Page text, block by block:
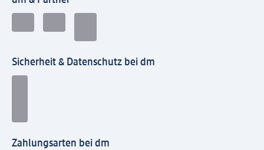
Sicherheit & Datenschutz bei dm
Zahlungsarten bei dm